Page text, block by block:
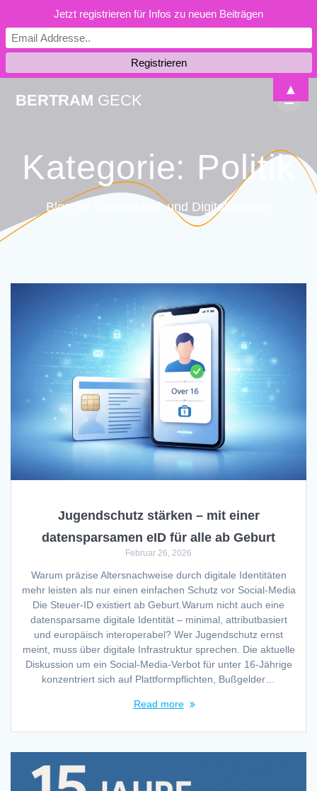
BERTRAM GECK
Kategorie: Politik
Blog für Gesellschaft und Digitalisierung
Jugendschutz stärken – mit einer
datensparsamen eID für alle ab Geburt
Februar 26, 2026
Warum präzise Altersnachweise durch digitale Identitäten
mehr leisten als nur einen einfachen Schutz vor Social-Media
Die Steuer-ID existiert ab Geburt.Warum nicht auch eine
datensparsame digitale Identität – minimal, attributbasiert
und europäisch interoperabel? Wer Jugendschutz ernst
meint, muss über digitale Infrastruktur sprechen. Die aktuelle
Diskussion um ein Social-Media-Verbot für unter 16-Jährige
konzentriert sich auf Plattformpflichten, Bußgelder…
Read more
Jetzt registrieren für Infos zu neuen Beiträgen
▲